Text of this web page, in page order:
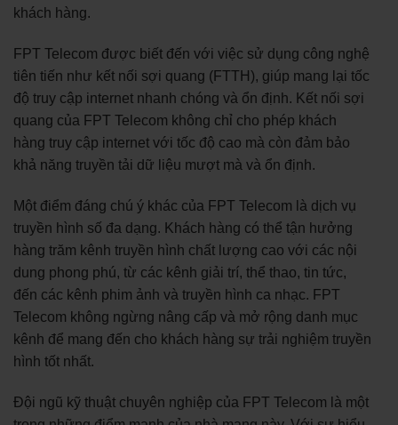
khách hàng.
FPT Telecom được biết đến với việc sử dụng công nghệ
tiên tiến như kết nối sợi quang (FTTH), giúp mang lại tốc
độ truy cập internet nhanh chóng và ổn định. Kết nối sợi
quang của FPT Telecom không chỉ cho phép khách
hàng truy cập internet với tốc độ cao mà còn đảm bảo
khả năng truyền tải dữ liệu mượt mà và ổn định.
Một điểm đáng chú ý khác của FPT Telecom là dịch vụ
truyền hình số đa dạng. Khách hàng có thể tận hưởng
hàng trăm kênh truyền hình chất lượng cao với các nội
dung phong phú, từ các kênh giải trí, thể thao, tin tức,
đến các kênh phim ảnh và truyền hình ca nhạc. FPT
Telecom không ngừng nâng cấp và mở rộng danh mục
kênh để mang đến cho khách hàng sự trải nghiệm truyền
hình tốt nhất.
Đội ngũ kỹ thuật chuyên nghiệp của FPT Telecom là một